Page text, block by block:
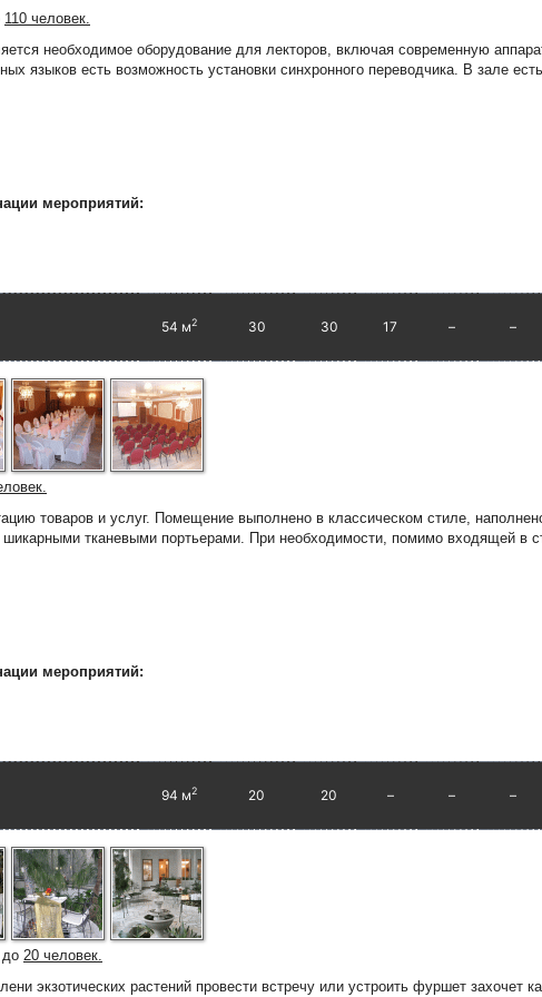
110 человек.
необходимое оборудование для лекторов, включая современную
языков есть возможность установки синхронного переводчика. В зале
мероприятий:
54 м2 30 30 17 – –
товаров и услуг. Помещение выполнено в классическом стиле,
тканевыми портьерами. При необходимости, помимо входящей в
мероприятий:
94 м2 20 20 – – –
20 человек.
экзотических растений провести встречу или устроить фуршет захочет